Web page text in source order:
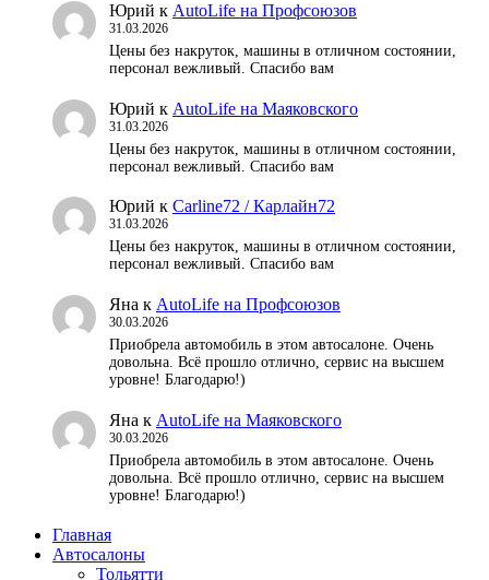
Юрий к AutoLife на Профсоюзов
31.03.2026
Цены без накруток, машины в отличном состоянии,
персонал вежливый. Спасибо вам
Юрий к AutoLife на Маяковского
31.03.2026
Цены без накруток, машины в отличном состоянии,
персонал вежливый. Спасибо вам
Юрий к Carline72 / Карлайн72
31.03.2026
Цены без накруток, машины в отличном состоянии,
персонал вежливый. Спасибо вам
Яна к AutoLife на Профсоюзов
30.03.2026
Приобрела автомобиль в этом автосалоне. Очень
довольна. Всё прошло отлично, сервис на высшем
уровне! Благодарю!)
Яна к AutoLife на Маяковского
30.03.2026
Приобрела автомобиль в этом автосалоне. Очень
довольна. Всё прошло отлично, сервис на высшем
уровне! Благодарю!)
Главная
Автосалоны
Тольятти